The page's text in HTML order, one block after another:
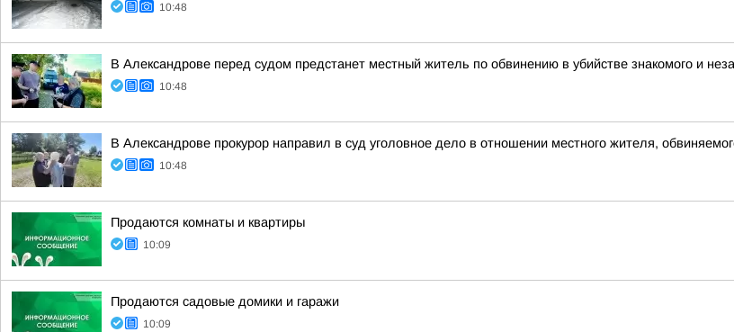
10:48
В Александрове перед судом предстанет местный житель по обвинению в убийстве знакомого и
10:48
В Александрове прокурор направил в суд уголовное дело в отношении местного жителя,
10:48
Продаются комнаты и квартиры
10:09
Продаются садовые домики и гаражи
10:09